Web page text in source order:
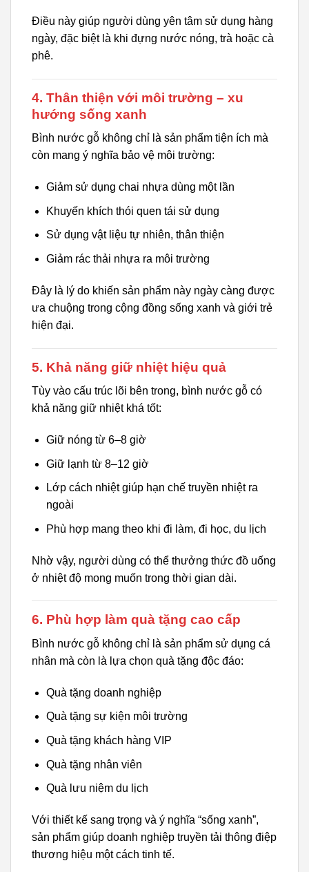
Điều này giúp người dùng yên tâm sử dụng hàng
ngày, đặc biệt là khi đựng nước nóng, trà hoặc cà
phê.
4. Thân thiện với môi trường – xu
hướng sống xanh
Bình nước gỗ không chỉ là sản phẩm tiện ích mà
còn mang ý nghĩa bảo vệ môi trường:
Giảm sử dụng chai nhựa dùng một lần
Khuyến khích thói quen tái sử dụng
Sử dụng vật liệu tự nhiên, thân thiện
Giảm rác thải nhựa ra môi trường
Đây là lý do khiến sản phẩm này ngày càng được
ưa chuộng trong cộng đồng sống xanh và giới trẻ
hiện đại.
5. Khả năng giữ nhiệt hiệu quả
Tùy vào cấu trúc lõi bên trong, bình nước gỗ có
khả năng giữ nhiệt khá tốt:
Giữ nóng từ 6–8 giờ
Giữ lạnh từ 8–12 giờ
Lớp cách nhiệt giúp hạn chế truyền nhiệt ra
ngoài
Phù hợp mang theo khi đi làm, đi học, du lịch
Nhờ vậy, người dùng có thể thưởng thức đồ uống
ở nhiệt độ mong muốn trong thời gian dài.
6. Phù hợp làm quà tặng cao cấp
Bình nước gỗ không chỉ là sản phẩm sử dụng cá
nhân mà còn là lựa chọn quà tặng độc đáo:
Quà tặng doanh nghiệp
Quà tặng sự kiện môi trường
Quà tặng khách hàng VIP
Quà tặng nhân viên
Quà lưu niệm du lịch
Với thiết kế sang trọng và ý nghĩa “sống xanh”,
sản phẩm giúp doanh nghiệp truyền tải thông điệp
thương hiệu một cách tinh tế.